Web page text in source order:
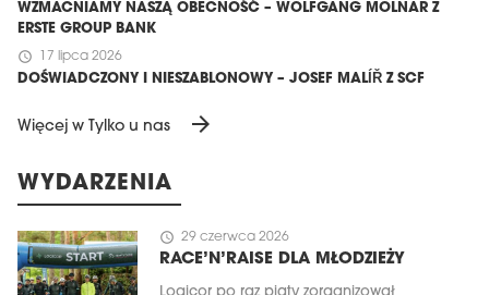
WZMACNIAMY NASZĄ OBECNOŚĆ – WOLFGANG MOLNAR Z
ERSTE GROUP BANK
schedule 17 lipca 2026
DOŚWIADCZONY I NIESZABLONOWY – JOSEF MALÍŘ Z SCF
Więcej w Tylko u nas arrow_forward
WYDARZENIA
schedule 29 czerwca 2026
RACE’N’RAISE DLA MŁODZIEŻY